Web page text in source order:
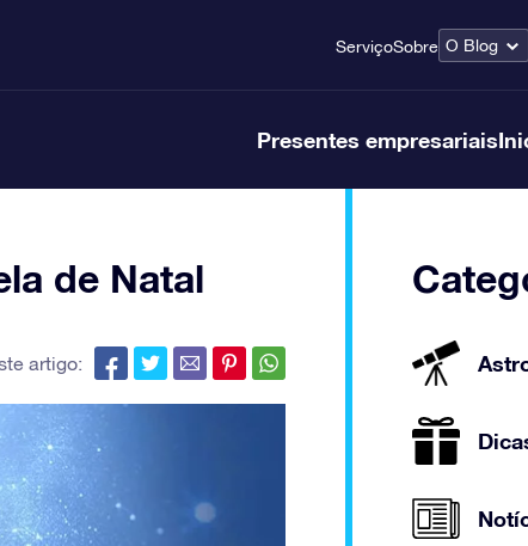
ServiçoSobre O Blog
Presentes empresariais
de Natal
artigo: